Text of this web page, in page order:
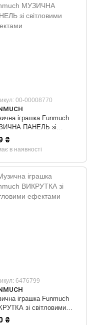
00-00008770
іграшка Funmuch
ПАНЕЛЬ зі
ефектами
₴
в наявності
6476799
іграшка Funmuch
зі світловими
₴